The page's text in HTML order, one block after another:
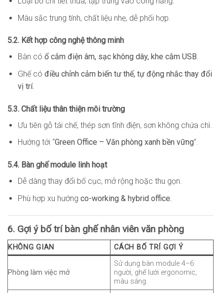
Màu sắc trung tính, chất liệu nhẹ, dễ phối hợp.
5.2. Kết hợp công nghệ thông minh
Bàn có ổ cắm điện âm, sạc không dây, khe cắm USB.
Ghế có điều chỉnh cảm biến tư thế, tự động nhắc thay đổi
vị trí.
5.3. Chất liệu thân thiện môi trường
Ưu tiên gỗ tái chế, thép sơn tĩnh điện, sơn không chứa chì.
Hướng tới “Green Office – Văn phòng xanh bền vững”.
5.4. Bàn ghế module linh hoạt
Dễ dàng thay đổi bố cục, mở rộng hoặc thu gọn.
Phù hợp xu hướng co-working & hybrid office.
6. Gợi ý bố trí bàn ghế nhân viên văn phòng
KHÔNG GIAN CÁCH BỐ TRÍ GỢI Ý
Phòng làm việc mở
Sử dụng bàn module 4–6
người, ghế lưới ergonomic,
màu sáng.